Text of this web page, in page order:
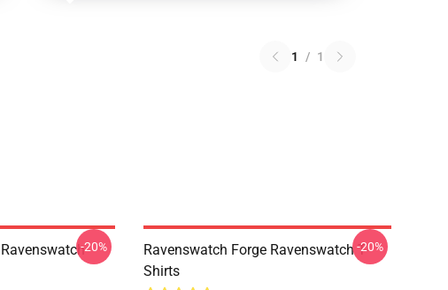
1 / 1
-20%
Ravenswatch Forge Ravenswatch T-
Shirts
-20%